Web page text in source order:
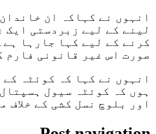
انہوں نے کہاکہ ان
لینے کے لیے زبردستی ایک
کرنے کے لیے کہا جارہا
صورت اس غیر قانونی فارم
انہوں نے کہا کہ کوئٹہ
ہوں کہ کوئٹہ سیول
اور بلوچ نسل کشی کے خلاف